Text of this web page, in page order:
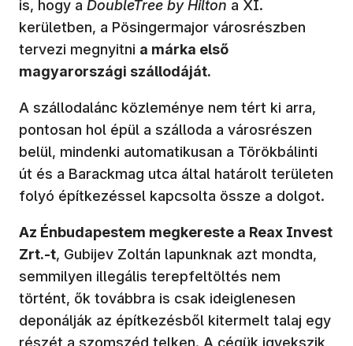
is, hogy a DoubleTree by Hilton a XI.
kerületben, a Pösingermajor városrészben
tervezi megnyitni a márka első
magyarországi szállodáját.
A szállodalánc közleménye nem tért ki arra,
pontosan hol épül a szálloda a városrészen
belül, mindenki automatikusan a Törökbálinti
út és a Barackmag utca által határolt területen
folyó építkezéssel kapcsolta össze a dolgot.
Az Énbudapestem megkereste a Reax Invest
Zrt.-t, Gubijev Zoltán lapunknak azt mondta,
semmilyen illegális terepfeltöltés nem
történt, ők továbbra is csak ideiglenesen
deponálják az építkezésből kitermelt talaj egy
részét a szomszéd telken. A cégük igyekszik